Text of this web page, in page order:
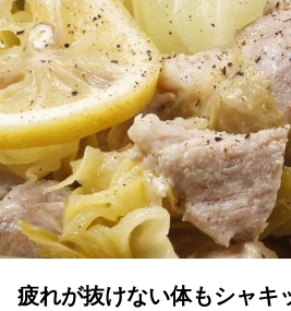
疲れが抜けない体もシャキ